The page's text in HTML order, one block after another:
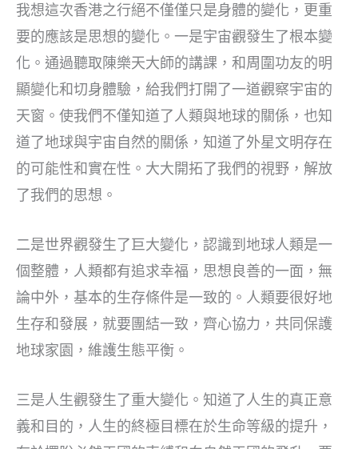
我想這次香港之行絕不僅僅只是身體的變化，更重
要的應該是思想的變化。一是宇宙觀發生了根本變
化。通過聽取陳樂天大師的講課，和周圍功友的明
顯變化和切身體驗，給我們打開了一道觀察宇宙的
天窗。使我們不僅知道了人類與地球的關係，也知
道了地球與宇宙自然的關係，知道了外星文明存在
的可能性和實在性。大大開拓了我們的視野，解放
了我們的思想。
二是世界觀發生了巨大變化，認識到地球人類是一
個整體，人類都有追求幸福，思想良善的一面，無
論中外，基本的生存條件是一致的。人類要很好地
生存和發展，就要團結一致，齊心協力，共同保護
地球家園，維護生態平衡。
三是人生觀發生了重大變化。知道了人生的真正意
義和目的，人生的終極目標在於生命等級的提升，